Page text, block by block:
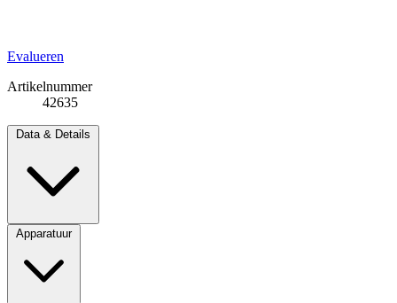
Evalueren
Artikelnummer
42635
Data & Details
Apparatuur